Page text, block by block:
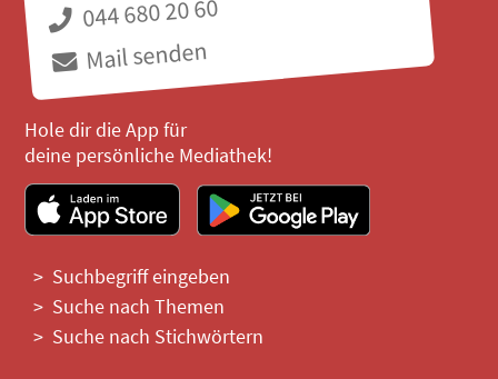
044 680 20 60
Mail senden
Hole dir die App für
deine persönliche Mediathek!
Suchbegriff eingeben
Suche nach Themen
Suche nach Stichwörtern